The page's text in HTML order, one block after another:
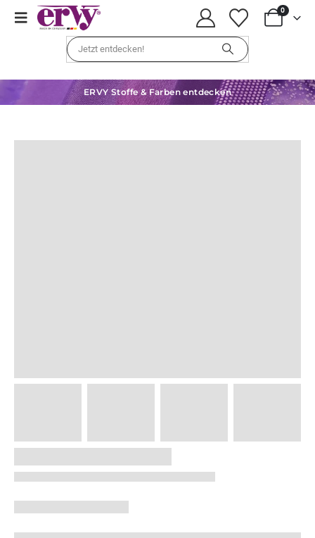
0
ERVY Stoffe & Farben entdecken